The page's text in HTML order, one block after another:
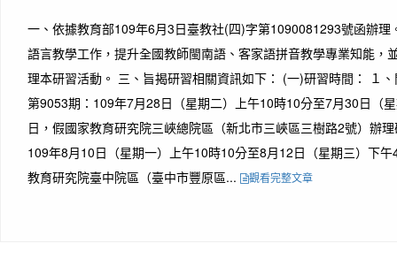
一、依據教育部109年6月3日臺教社(四)字第1090081293號函辦理
語言教學工作，提升全國教師閩南語、客家語拼音教學專業知能，
理本研習活動。 三、旨揭研習相關資訊如下： (一)研習時間： １
第9053期：109年7月28日（星期二）上午10時10分至7月30日（
日，假國家教育研究院三峽總院區（新北市三峽區三樹路2號）辦
109年8月10日（星期一）上午10時10分至8月12日（星期三）下
教育研究院臺中院區（臺中市豐原區...
觀看完整文章